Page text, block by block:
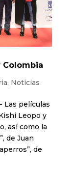
Colombia
, Noticias
Las películas
Leopo y
así como la
de Juan
de